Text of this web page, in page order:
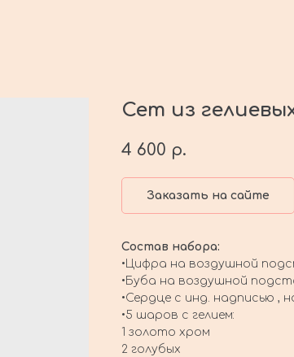
Сет из
4 600 р.
Заказать на сайте
Состав набора:
•Цифра на воздушной
•Буба на воздушной
•Сердце с инд. надписью ,
•5 шаров с гелием:
1 золото хром
2 голубых